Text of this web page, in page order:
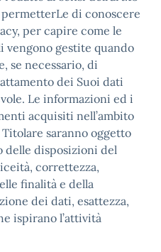
di conoscere
per capire come le
vengono gestite quando
se necessario, di
dei Suoi dati
Le informazioni ed i
acquisiti nell’ambito
saranno oggetto
disposizioni del
correttezza,
finalità e della
dei dati, esattezza,
ispirano l’attività